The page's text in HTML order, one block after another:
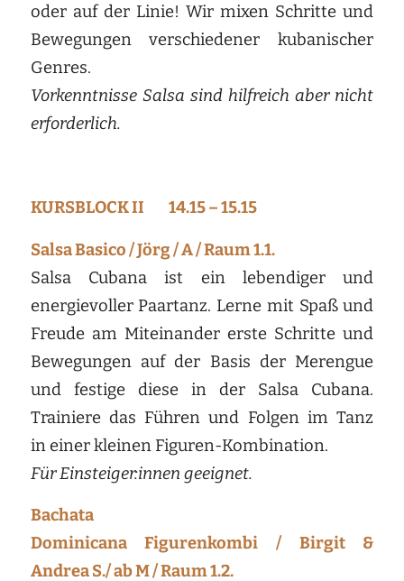
oder auf der Linie! Wir mixen Schritte und
Bewegungen verschiedener kubanischer
Genres.
Vorkenntnisse Salsa sind hilfreich aber nicht
erforderlich.
KURSBLOCK II 14.15 – 15.15
Salsa Basico / Jörg / A / Raum 1.1.
Salsa Cubana ist ein lebendiger und
energievoller Paartanz. Lerne mit Spaß und
Freude am Miteinander erste Schritte und
Bewegungen auf der Basis der Merengue
und festige diese in der Salsa Cubana.
Trainiere das Führen und Folgen im Tanz
in einer kleinen Figuren-Kombination.
Für Einsteiger:innen geeignet.
Bachata
Dominicana Figurenkombi / Birgit &
Andrea S./ ab M / Raum 1.2.